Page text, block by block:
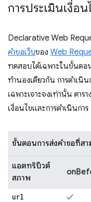
การประเมินเงื่อ
Declarative Web
คำขอเว็บของ Web
ทดสอบได้เฉพาะในขั้นตอ
ทำนองเดียวกัน การดำเนิ
เฉพาะเจาะจงเท่านั้น ตา
เงื่อนไขและการดำเนินการ
ขั้นตอนการส่งคำขอที่ส
แอตทริบิวต์
สภาพ
url ✓